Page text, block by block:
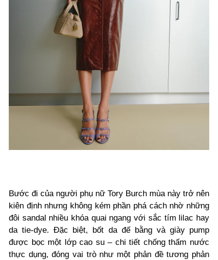
Bước đi của người phụ nữ Tory Burch mùa này trở nên
kiên định nhưng không kém phần phá cách nhờ những
đôi sandal nhiều khóa quai ngang với sắc tím lilac hay
da tie-dye. Đặc biệt, bốt da đế bằng và giày pump
được bọc một lớp cao su – chi tiết chống thấm nước
thực dụng, đóng vai trò như một phản đề tương phản